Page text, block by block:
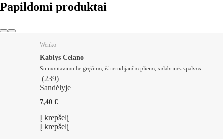
Papildomi produktai
Wenko
Kablys Celano
Su montavimu be gręžimo, iš nerūdijančio plieno, sidabrinės spalvos
(239)
Sandėlyje
7,40 €
Į krepšelį
Į krepšelį